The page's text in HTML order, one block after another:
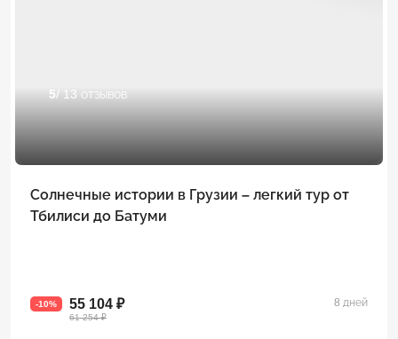
5/ 13 отзывов
Солнечные истории в Грузии – легкий тур от
Тбилиси до Батуми
-10% 55 104 ₽
61 254 ₽
8 дней